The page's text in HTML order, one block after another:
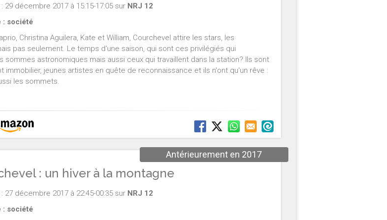
: 29 décembre 2017 à 15:15-17:05 sur NRJ 12
: société
Christina Aguilera, Kate et William, Courchevel attire les stars, les
pas seulement. Le temps d'une saison, qui sont ces privilégiés qui
sommes astronomiques mais aussi ceux qui travaillent dans la station? Ils sont
immobilier, jeunes artistes en quête de reconnaissance et ils n'ont qu'un rêve :
les sommets.
Antérieurement en 2017
: un hiver à la montagne
: 27 décembre 2017 à 22:45-00:35 sur NRJ 12
: société